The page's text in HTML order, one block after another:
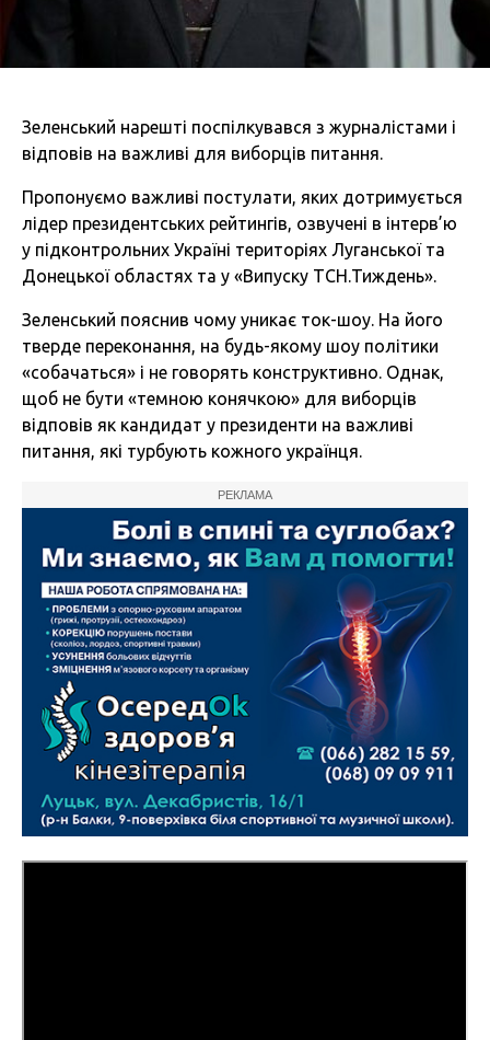
Зеленський нарешті поспілкувався з журналістами і
відповів на важливі для виборців питання.
Пропонуємо важливі постулати, яких дотримується
лідер президентських рейтингів, озвучені в інтерв’ю
у підконтрольних Україні територіях Луганської та
Донецької областях та у «Випуску ТСН.Тиждень».
Зеленський пояснив чому уникає ток-шоу. На його
тверде переконання, на будь-якому шоу політики
«собачаться» і не говорять конструктивно. Однак,
щоб не бути «темною конячкою» для виборців
відповів як кандидат у президенти на важливі
питання, які турбують кожного українця.
РЕКЛАМА